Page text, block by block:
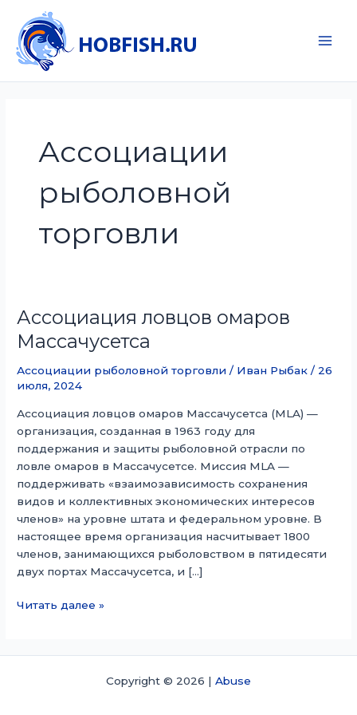
содержимому
Ассоциации
рыболовной
торговли
Ассоциация ловцов омаров
Массачусетса
Ассоциации рыболовной торговли / Иван Рыбак/ 26
июля, 2024
Ассоциация ловцов омаров Массачусетса (MLA) —
организация, созданная в 1963 году для
поддержания и защиты рыболовной отрасли по
ловле омаров в Массачусетсе. Миссия MLA —
поддерживать «взаимозависимость сохранения
видов и коллективных экономических интересов
членов» на уровне штата и федеральном уровне. В
настоящее время организация насчитывает 1800
членов, занимающихся рыболовством в пятидесяти
двух портах Массачусетса, и […]
Ассоциация
Массачусетса
Читать далее »
Copyright © 2026 | Abuse